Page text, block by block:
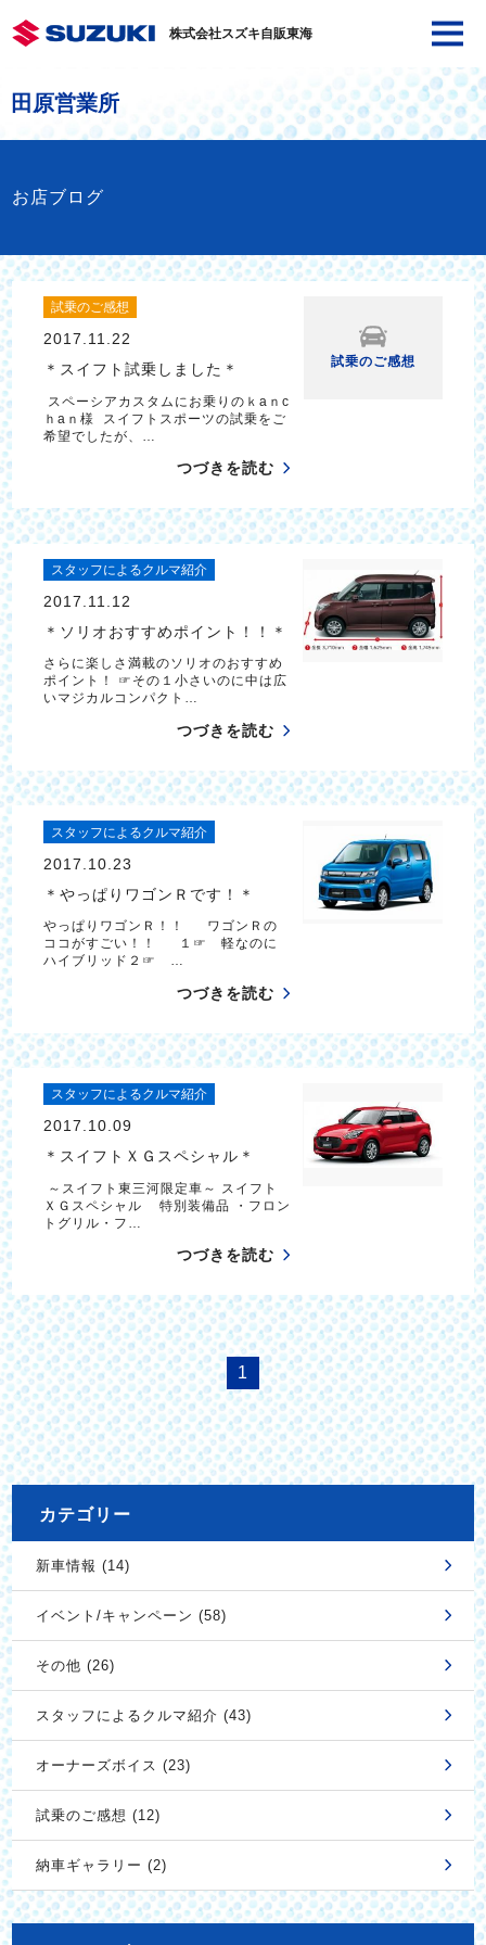
株式会社スズキ自販東海
田原営業所
お店ブログ
試乗のご感想
2017.11.22
＊スイフト試乗しました＊
スペーシアカスタムにお乗りのｋaｎc
ｈaｎ様 スイフトスポーツの試乗をご
希望でしたが、…
つづきを読む
試乗のご感想
スタッフによるクルマ紹介
2017.11.12
＊ソリオおすすめポイント！！＊
さらに楽しさ満載のソリオのおすすめ
ポイント！ ☞その１小さいのに中は広
いマジカルコンパクト…
つづきを読む
スタッフによるクルマ紹介
2017.10.23
＊やっぱりワゴンＲです！＊
やっぱりワゴンＲ！！ ワゴンＲの
ココがすごい！！ １☞ 軽なのに
ハイブリッド２☞ …
つづきを読む
スタッフによるクルマ紹介
2017.10.09
＊スイフトＸＧスペシャル＊
～スイフト東三河限定車～ スイフト
ＸＧスペシャル 特別装備品 ・フロン
トグリル・フ…
つづきを読む
1
カテゴリー
新車情報 (14)
イベント/キャンペーン (58)
その他 (26)
スタッフによるクルマ紹介 (43)
オーナーズボイス (23)
試乗のご感想 (12)
納車ギャラリー (2)